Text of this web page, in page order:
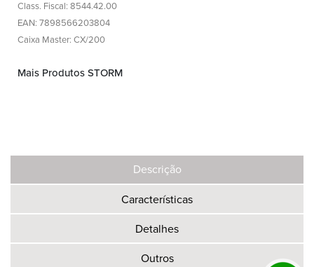
Class. Fiscal: 8544.42.00
EAN: 7898566203804
Caixa Master: CX/200
Mais Produtos STORM
Descrição
Características
Detalhes
Outros